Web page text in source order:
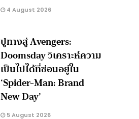
4 August 2026
ปูทางสู่ Avengers:
Doomsday วิเคราะห์ความ
เป็นไปได้ที่ซ่อนอยู่ใน
‘Spider-Man: Brand
New Day’
5 August 2026